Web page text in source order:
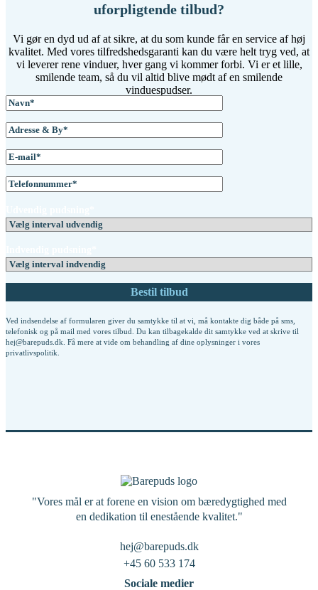
uforpligtende tilbud?
Vi gør en dyd ud af at sikre, at du som kunde får en service af høj
kvalitet. Med vores tilfredshedsgaranti kan du være helt tryg ved, at
vi leverer rene vinduer, hver gang vi kommer forbi. Vi er et lille,
smilende team, så du vil altid blive mødt af en smilende
vinduespudser.
Ved indsendelse af formularen giver du samtykke til at vi, må kontakte dig både på sms,
telefonisk og på mail med vores tilbud. Du kan tilbagekalde dit samtykke ved at skrive til
hej@barepuds.dk. Få mere at vide om behandling af dine oplysninger i vores
privatlivspolitik
"Vores mål er at forene en vision om bæredygtighed med
en dedikation til enestående kvalitet."
hej@barepuds.dk
+45 60 533 174
Sociale medier